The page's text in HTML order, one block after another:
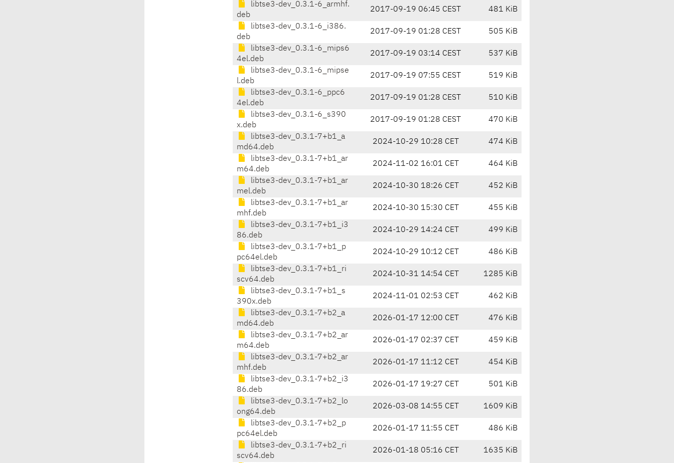
libtse3-dev_0.3.1-6_armhf.
deb
2017-09-19 06:45 CEST 481 KiB
libtse3-dev_0.3.1-6_i386.
deb
2017-09-19 01:28 CEST 505 KiB
libtse3-dev_0.3.1-6_mips6
4el.deb
2017-09-19 03:14 CEST 537 KiB
libtse3-dev_0.3.1-6_mipse
l.deb
2017-09-19 07:55 CEST 519 KiB
libtse3-dev_0.3.1-6_ppc6
4el.deb
2017-09-19 01:28 CEST 510 KiB
libtse3-dev_0.3.1-6_s390
x.deb
2017-09-19 01:28 CEST 470 KiB
libtse3-dev_0.3.1-7+b1_a
md64.deb
2024-10-29 10:28 CET 474 KiB
libtse3-dev_0.3.1-7+b1_ar
m64.deb
2024-11-02 16:01 CET 464 KiB
libtse3-dev_0.3.1-7+b1_ar
mel.deb
2024-10-30 18:26 CET 452 KiB
libtse3-dev_0.3.1-7+b1_ar
mhf.deb
2024-10-30 15:30 CET 455 KiB
libtse3-dev_0.3.1-7+b1_i3
86.deb
2024-10-29 14:24 CET 499 KiB
libtse3-dev_0.3.1-7+b1_p
pc64el.deb
2024-10-29 10:12 CET 486 KiB
libtse3-dev_0.3.1-7+b1_ri
scv64.deb
2024-10-31 14:54 CET 1285 KiB
libtse3-dev_0.3.1-7+b1_s
390x.deb
2024-11-01 02:53 CET 462 KiB
libtse3-dev_0.3.1-7+b2_a
md64.deb
2026-01-17 12:00 CET 476 KiB
libtse3-dev_0.3.1-7+b2_ar
m64.deb
2026-01-17 02:37 CET 459 KiB
libtse3-dev_0.3.1-7+b2_ar
mhf.deb
2026-01-17 11:12 CET 454 KiB
libtse3-dev_0.3.1-7+b2_i3
86.deb
2026-01-17 19:27 CET 501 KiB
libtse3-dev_0.3.1-7+b2_lo
ong64.deb
2026-03-08 14:55 CET 1609 KiB
libtse3-dev_0.3.1-7+b2_p
pc64el.deb
2026-01-17 11:55 CET 486 KiB
libtse3-dev_0.3.1-7+b2_ri
scv64.deb
2026-01-18 05:16 CET 1635 KiB